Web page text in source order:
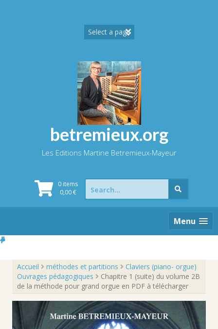
betremieux.org
Les Editions Martine Betremieux-Mayeur
0 items
0,00€
Search
for:
Menu
Accueil méthodes et partitions
Claviers (piano- orgue)
Ouvrages pédagogiques
Chapitre 1 (suite) du volume 2B
de la méthode pour grand orgue en PDF à télécharger